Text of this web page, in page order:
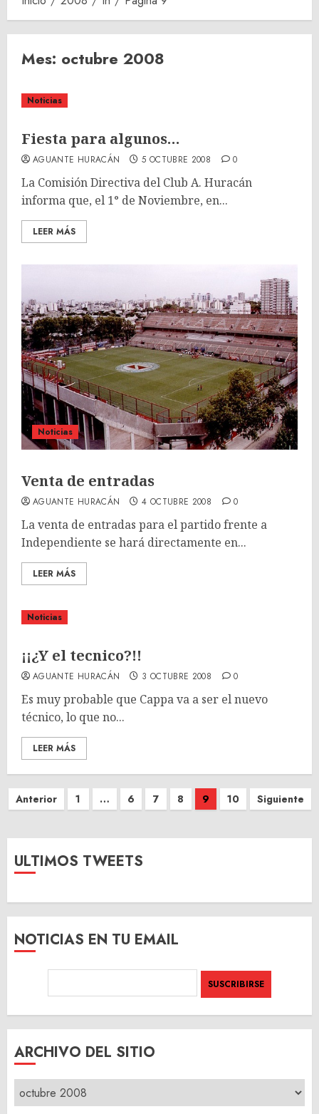
Mes: octubre 2008
Noticias
Fiesta para algunos…
AGUANTE HURACÁN 5 OCTUBRE 2008 0
La Comisión Directiva del Club A. Huracán
informa que, el 1° de Noviembre, en...
LEER MÁS
Noticias
Venta de entradas
AGUANTE HURACÁN 4 OCTUBRE 2008 0
La venta de entradas para el partido frente a
Independiente se hará directamente en...
LEER MÁS
Noticias
¡¡¿Y el tecnico?!!
AGUANTE HURACÁN 3 OCTUBRE 2008 0
Es muy probable que Cappa va a ser el nuevo
técnico, lo que no...
LEER MÁS
Paginación
entradas
Anterior 1 … 6 7 8 9 10 Siguiente
ULTIMOS TWEETS
NOTICIAS EN TU EMAIL
ARCHIVO DEL SITIO
ARCHIVO
DEL